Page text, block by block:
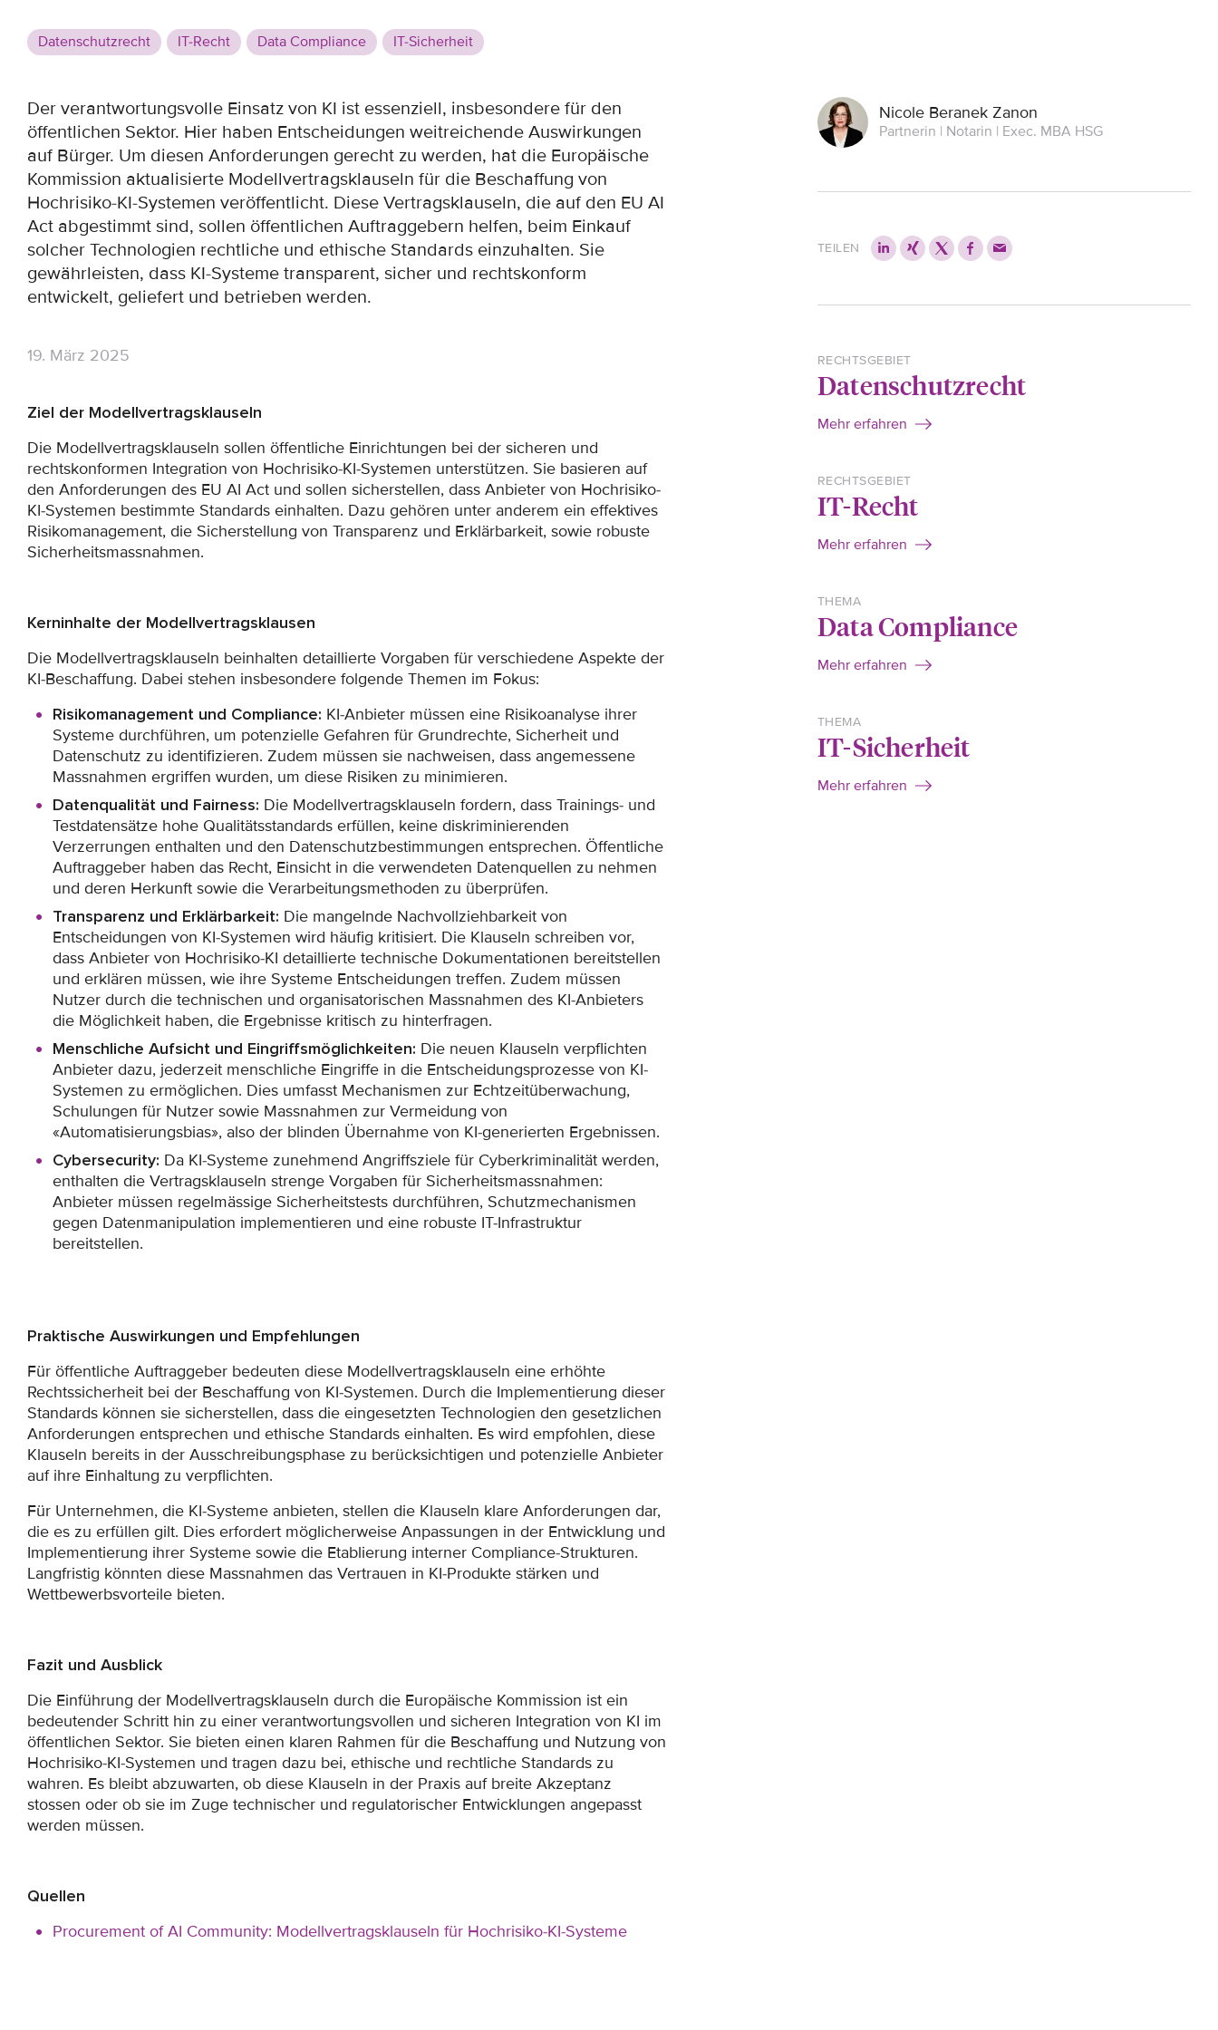
Datenschutzrecht IT-Recht Data Compliance IT-Sicherheit
Der verantwortungsvolle Einsatz von KI ist essenziell, insbesondere für den
öffentlichen Sektor. Hier haben Entscheidungen weitreichende Auswirkungen
auf Bürger. Um diesen Anforderungen gerecht zu werden, hat die Europäische
Kommission aktualisierte Modellvertragsklauseln für die Beschaffung von
Hochrisiko-KI-Systemen veröffentlicht. Diese Vertragsklauseln, die auf den EU AI
Act abgestimmt sind, sollen öffentlichen Auftraggebern helfen, beim Einkauf
solcher Technologien rechtliche und ethische Standards einzuhalten. Sie
gewährleisten, dass KI-Systeme transparent, sicher und rechtskonform
entwickelt, geliefert und betrieben werden.
19. März 2025
Ziel der Modellvertragsklauseln
Die Modellvertragsklauseln sollen öffentliche Einrichtungen bei der sicheren und
rechtskonformen Integration von Hochrisiko-KI-Systemen unterstützen. Sie basieren auf
den Anforderungen des EU AI Act und sollen sicherstellen, dass Anbieter von Hochrisiko-
KI-Systemen bestimmte Standards einhalten. Dazu gehören unter anderem ein effektives
Risikomanagement, die Sicherstellung von Transparenz und Erklärbarkeit, sowie robuste
Sicherheitsmassnahmen.
Kerninhalte der Modellvertragsklausen
Die Modellvertragsklauseln beinhalten detaillierte Vorgaben für verschiedene Aspekte der
KI-Beschaffung. Dabei stehen insbesondere folgende Themen im Fokus:
Risikomanagement und Compliance: KI-Anbieter müssen eine Risikoanalyse ihrer
Systeme durchführen, um potenzielle Gefahren für Grundrechte, Sicherheit und
Datenschutz zu identifizieren. Zudem müssen sie nachweisen, dass angemessene
Massnahmen ergriffen wurden, um diese Risiken zu minimieren.
Datenqualität und Fairness: Die Modellvertragsklauseln fordern, dass Trainings- und
Testdatensätze hohe Qualitätsstandards erfüllen, keine diskriminierenden
Verzerrungen enthalten und den Datenschutzbestimmungen entsprechen. Öffentliche
Auftraggeber haben das Recht, Einsicht in die verwendeten Datenquellen zu nehmen
und deren Herkunft sowie die Verarbeitungsmethoden zu überprüfen.
Transparenz und Erklärbarkeit: Die mangelnde Nachvollziehbarkeit von
Entscheidungen von KI-Systemen wird häufig kritisiert. Die Klauseln schreiben vor,
dass Anbieter von Hochrisiko-KI detaillierte technische Dokumentationen bereitstellen
und erklären müssen, wie ihre Systeme Entscheidungen treffen. Zudem müssen
Nutzer durch die technischen und organisatorischen Massnahmen des KI-Anbieters
die Möglichkeit haben, die Ergebnisse kritisch zu hinterfragen.
Menschliche Aufsicht und Eingriffsmöglichkeiten: Die neuen Klauseln verpflichten
Anbieter dazu, jederzeit menschliche Eingriffe in die Entscheidungsprozesse von KI-
Systemen zu ermöglichen. Dies umfasst Mechanismen zur Echtzeitüberwachung,
Schulungen für Nutzer sowie Massnahmen zur Vermeidung von
«Automatisierungsbias», also der blinden Übernahme von KI-generierten Ergebnissen.
Cybersecurity: Da KI-Systeme zunehmend Angriffsziele für Cyberkriminalität werden,
enthalten die Vertragsklauseln strenge Vorgaben für Sicherheitsmassnahmen:
Anbieter müssen regelmässige Sicherheitstests durchführen, Schutzmechanismen
gegen Datenmanipulation implementieren und eine robuste IT-Infrastruktur
bereitstellen.
Praktische Auswirkungen und Empfehlungen
Für öffentliche Auftraggeber bedeuten diese Modellvertragsklauseln eine erhöhte
Rechtssicherheit bei der Beschaffung von KI-Systemen. Durch die Implementierung dieser
Standards können sie sicherstellen, dass die eingesetzten Technologien den gesetzlichen
Anforderungen entsprechen und ethische Standards einhalten. Es wird empfohlen, diese
Klauseln bereits in der Ausschreibungsphase zu berücksichtigen und potenzielle Anbieter
auf ihre Einhaltung zu verpflichten.
Für Unternehmen, die KI-Systeme anbieten, stellen die Klauseln klare Anforderungen dar,
die es zu erfüllen gilt. Dies erfordert möglicherweise Anpassungen in der Entwicklung und
Implementierung ihrer Systeme sowie die Etablierung interner Compliance-Strukturen.
Langfristig könnten diese Massnahmen das Vertrauen in KI-Produkte stärken und
Wettbewerbsvorteile bieten.
Fazit und Ausblick
Die Einführung der Modellvertragsklauseln durch die Europäische Kommission ist ein
bedeutender Schritt hin zu einer verantwortungsvollen und sicheren Integration von KI im
öffentlichen Sektor. Sie bieten einen klaren Rahmen für die Beschaffung und Nutzung von
Hochrisiko-KI-Systemen und tragen dazu bei, ethische und rechtliche Standards zu
wahren. Es bleibt abzuwarten, ob diese Klauseln in der Praxis auf breite Akzeptanz
stossen oder ob sie im Zuge technischer und regulatorischer Entwicklungen angepasst
werden müssen.
Quellen
Procurement of AI Community: Modellvertragsklauseln für Hochrisiko-KI-Systeme
Nicole Beranek Zanon
Partnerin | Notarin | Exec. MBA HSG
TEILEN
RECHTSGEBIET
Datenschutzrecht
Mehr erfahren
RECHTSGEBIET
IT-Recht
Mehr erfahren
THEMA
Data Compliance
Mehr erfahren
THEMA
IT-Sicherheit
Mehr erfahren